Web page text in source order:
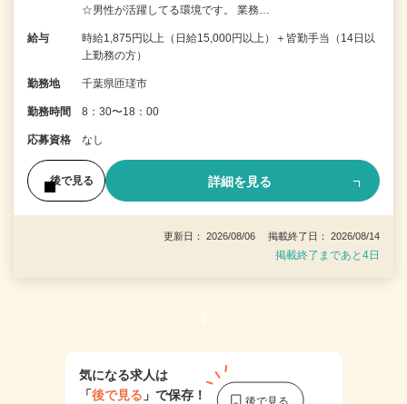
☆男性が活躍してる環境です。 業務…
給与
時給1,875円以上（日給15,000円以上）＋皆勤手当（14日以
上勤務の方）
勤務地 千葉県匝瑳市
勤務時間 8：30〜18：00
応募資格 なし
後で見る 詳細を見る
更新日： 2026/08/06 掲載終了日： 2026/08/14
掲載終了まであと4日
1
気になる求人は
「後で見る 」で保存！